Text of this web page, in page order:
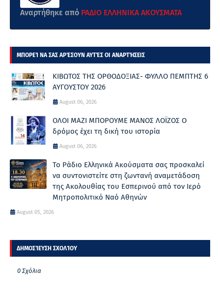
Αναρτήθηκε από ΡΑΔΙΟ ΕΛΛΗΝΙΚΑ ΑΚΟΥΣΜΑΤΑ
ΜΠΟΡΕΊ ΝΑ ΣΑΣ ΑΡΈΣΟΥΝ ΑΥΤΈΣ ΟΙ ΑΝΑΡΤΉΣΕΙΣ
ΚΙΒΩΤΟΣ ΤΗΣ ΟΡΘΟΔΟΞΙΑΣ- ΦΥΛΛΟ ΠΕΜΠΤΗΣ 6
ΑΥΓΟΥΣΤΟΥ 2026
August 06, 2026
ΟΛΟΙ ΜΑΖΙ ΜΠΟΡΟΥΜΕ ΜΑΝΟΣ ΛΟΪΖΟΣ Ο
δρόμος έχει τη δική του ιστορία
August 06, 2026
Το Ράδιο Ελληνικά Ακούσματα σας προσκαλεί
να συντονιστείτε στη ζωντανή αναμετάδοση
της Ακολουθίας του Εσπερινού από τον Ιερό
Μητροπολιτικό Ναό Αθηνών
August 05, 2026
ΔΗΜΟΣΊΕΥΣΗ ΣΧΟΛΊΟΥ
0 Σχόλια